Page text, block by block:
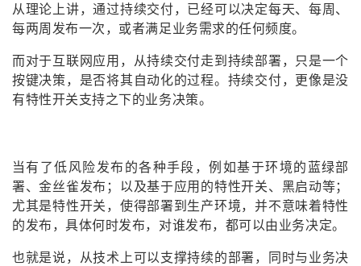
从理论上讲，通过持续交付，已经可以决定每天、每周、
每两周发布一次，或者满足业务需求的任何频度。
而对于互联网应用，从持续交付走到持续部署，只是一个
按键决策，是否将其自动化的过程。持续交付，更像是没
有特性开关支持之下的业务决策。
当有了低风险发布的各种手段，例如基于环境的蓝绿部
署、金丝雀发布；以及基于应用的特性开关、黑启动等；
尤其是特性开关，使得部署到生产环境，并不意味着特性
的发布，具体何时发布，对谁发布，都可以由业务决定。
也就是说，从技术上可以支撑持续的部署，同时与业务决